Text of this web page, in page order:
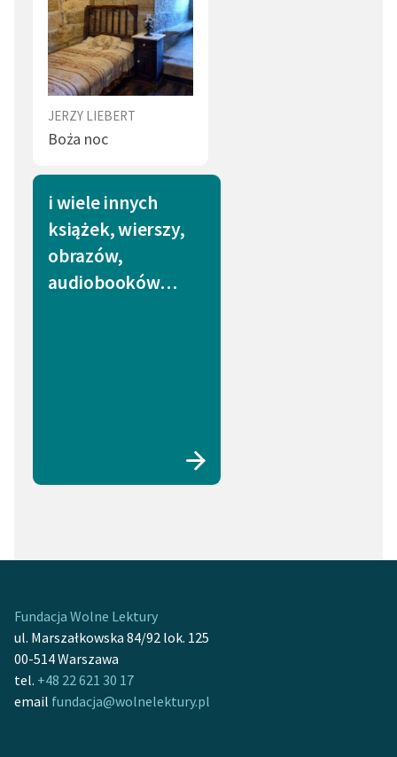
JERZY LIEBERT
Boża noc
i wiele innych
książek, wierszy,
obrazów,
audiobooków…
Fundacja Wolne Lektury
ul. Marszałkowska 84/92 lok. 125
00-514 Warszawa
tel. +48 22 621 30 17
email fundacja@wolnelektury.pl